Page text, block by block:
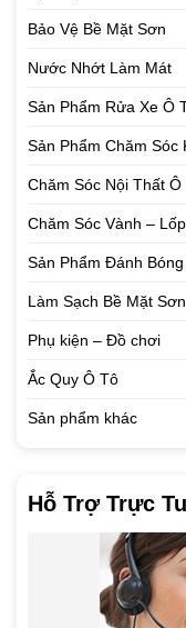
Bảo Vệ Bề Mặt Sơn
Nước Nhớt Làm Mát
Sản Phẩm Rửa Xe Ô
Sản Phẩm Chăm Sóc
Chăm Sóc Nội Thất Ô
Chăm Sóc Vành – Lốp
Sản Phẩm Đánh
Làm Sạch Bề Mặt Sơn
Phụ kiện – Đồ chơi
Ắc Quy Ô Tô
Sản phẩm khác
Hỗ Trợ Trực